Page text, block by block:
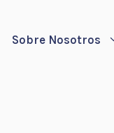
Sobre Nosotros